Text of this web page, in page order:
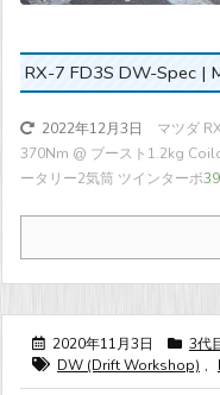
RX-7 FD3S DW-Spec |
2022年12月3日
マツダ
370Nm @ ブースト1.2kg
ータリー2気筒 ツインターボ
2020年11月3日
3代
DW (Drift Workshop) ,